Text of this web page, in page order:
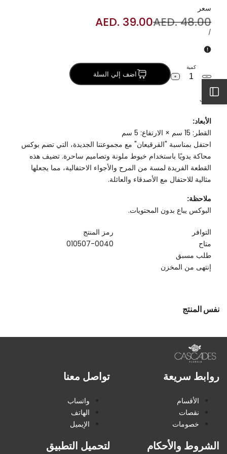
الشريط
الجانبي
سعر
السعر
العادي
AED. 48.00سعر
AED. 39.00
سعر/
كمية
خفض
زيادة
الكمية
اضف إلي السلة
وصف
الأبعاد:
القطر: 15 سم × الارتفاع: 5 سم
احتفل بمناسبة "القرقيعان" مع مجموعتنا الجديدة، التي تضم بوكس
محاكة يدويًا باستخدام خيوط ملونة وتصاميم ساحرة. تضيف هذه
القطعة الفريدة لمسة من المرح والأجواء الاحتفالية، مما يجعلها
مثالية للاحتفال مع الأصدقاء والعائلة.
ملاحظة:
البوكس يباع بدون المحتويات.
التوافر
متاح
طلب مسبق
إنتهى من المخزن
رمز المنتج
010507-0040
نفس المنتج
روابط سريعة
الأقسام
نقصات
خصومات
تواصل معنا
واتساب
الهاتف
الإيميل
الشروط والأحكام لتحميل التطبيق